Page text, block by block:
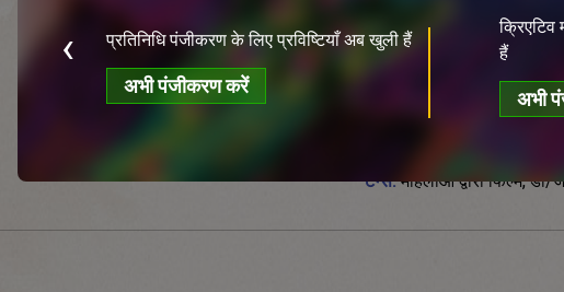
प्रतिनिधि पंजीकरण के लिए प्रविष्टियाँ अब खुली हैं
अभी पंजीकरण करें
क्रिएटिव
हैं
अभी
‹
डोप (DoP):
क्वयेट ट्रान
माया, क्वोक कुओंग,
टैग्स:महिलाओं द्वारा फिल्में,